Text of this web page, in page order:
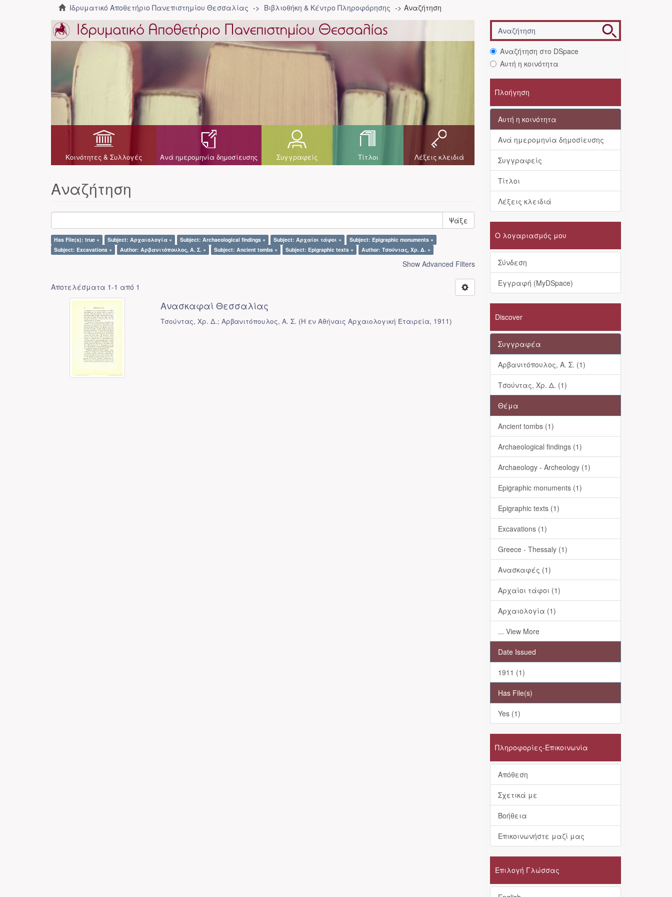
Ιδρυματικό Αποθετήριο Πανεπιστημίου Θεσσαλίας Βιβλιοθήκη & Κέντρο Πληροφόρησης Αναζήτηση
Κοινότητες & Συλλογές Ανά ημερομηνία δημοσίευσης Συγγραφείς Τίτλοι Λέξεις κλειδιά
Αναζήτηση
Ψάξε
Has File(s): true × Subject: Αρχαιολογία × Subject: Archaeological findings × Subject: Αρχαίοι τάφοι ×
Subject: Epigraphic monuments ×
Subject: Excavations ×
Author: Αρβανιτόπουλος, Α. Σ. × Subject: Ancient tombs × Subject: Epigraphic texts × Author: Τσούντας, Χρ. Δ. ×
Show Advanced Filters
Αποτελέσματα 1-1 από 1
Ανασκαφαί Θεσσαλίας
Τσούντας, Χρ. Δ.; Αρβανιτόπουλος, Α. Σ. (Η εν Αθήναις Αρχαιολογική Εταιρεία, 1911)
Αναζήτηση στο DSpace
Αυτή η κοινότητα
Πλοήγηση
Αυτή η κοινότητα
Ανά ημερομηνία δημοσίευσης
Συγγραφείς
Τίτλοι
Λέξεις κλειδιά
Ο λογαριασμός μου
Σύνδεση
Εγγραφή (MyDSpace)
Discover
Συγγραφέα
Αρβανιτόπουλος, Α. Σ. (1)
Τσούντας, Χρ. Δ. (1)
Θέμα
Ancient tombs (1)
Archaeological findings (1)
Archaeology - Archeology (1)
Epigraphic monuments (1)
Epigraphic texts (1)
Excavations (1)
Greece - Thessaly (1)
Ανασκαφές (1)
Αρχαίοι τάφοι (1)
Αρχαιολογία (1)
... View More
Date Issued
1911 (1)
Has File(s)
Yes (1)
Πληροφορίες-Επικοινωνία
Απόθεση
Σχετικά με
Βοήθεια
Επικοινωνήστε μαζί μας
Επιλογή Γλώσσας